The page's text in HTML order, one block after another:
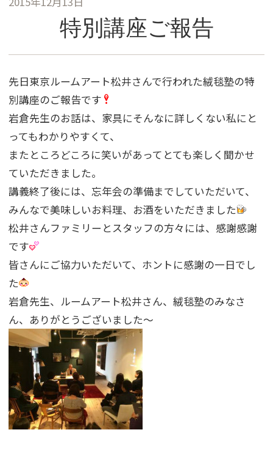
特別講座ご報告
先日東京ルームアート松井さんで行われた絨毯塾の特
別講座のご報告です
岩倉先生のお話は、家具にそんなに詳しくない私にと
ってもわかりやすくて、
またところどころに笑いがあってとても楽しく聞かせ
ていただきました。
講義終了後には、忘年会の準備までしていただいて、
みんなで美味しいお料理、お酒をいただきました
松井さんファミリーとスタッフの方々には、感謝感謝
です
皆さんにご協力いただいて、ホントに感謝の一日でし
た
岩倉先生、ルームアート松井さん、絨毯塾のみなさ
ん、ありがとうございました〜